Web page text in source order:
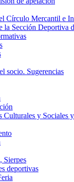
Círculo Mercantil e
la Sección Deportiva
socio. Sugerencias
Culturales y Sociales
Sierpes
deportivas